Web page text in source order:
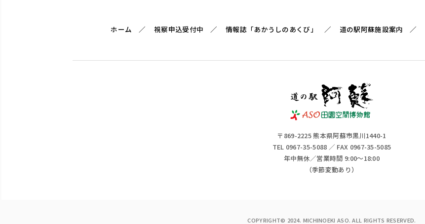
ホーム 視察申込受付中 情報誌「あかうしのあくび」 道の駅阿蘇施設案内
〒869-2225 熊本県阿蘇市黒川1440-1
TEL 0967-35-5088 ／ FAX 0967-35-5085
年中無休／営業時間 9:00～18:00
（季節変動あり）
COPYRIGHT© 2024. MICHINOEKI ASO. ALL RIGHTS RESERVED.